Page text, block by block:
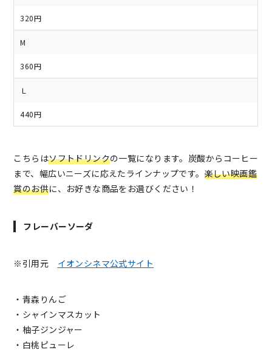
320円
M
360円
Ｌ
440円
こちらはソフトドリンクの一覧になります。炭酸からコーヒー
まで、幅広いニーズに応えたラインナップです。 楽しい映画鑑
賞のお供に、お好きな商品をお選びください！
フレーバーソーダ
※引用元 イオンシネマ公式サイト
・青森りんご
・シャインマスカット
・柚子ジンジャー
・白桃ピューレ